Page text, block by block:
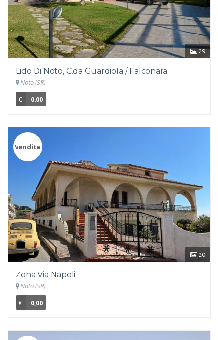
29
Lido Di Noto, C.da Guardiola / Falconara
Noto (SR)
€
0,00
20
Vendita
Zona Via Napoli
Noto (SR)
€
0,00